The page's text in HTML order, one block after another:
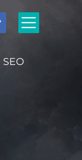
SEO